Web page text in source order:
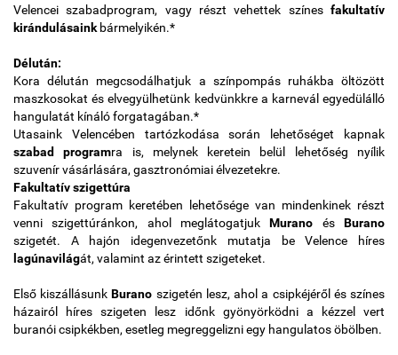
Velencei szabadprogram, vagy részt vehettek színes fakultatív
kirándulásaink bármelyikén.*
Délután:
Kora délután megcsodálhatjuk a színpompás ruhákba öltözött
maszkosokat és elvegyülhetünk kedvünkkre a karnevál egyedülálló
hangulatát kínáló forgatagában.*
Utasaink Velencében tartózkodása során lehetőséget kapnak
szabad programra is, melynek keretein belül lehetőség nyílik
szuvenír vásárlására, gasztronómiai élvezetekre.
Fakultatív szigettúra
Fakultatív program keretében lehetősége van mindenkinek részt
venni szigettúránkon, ahol meglátogatjukMurano ésBurano
szigetét. A hajón idegenvezetőnk mutatja be Velence híres
lagúnavilágát, valamint az érintett szigeteket.
Első kiszállásunkBurano szigetén lesz, ahol a csipkéjéről és színes
házairól híres szigeten lesz időnk gyönyörködni a kézzel vert
buranói csipkékben, esetleg megreggelizni egy hangulatos öbölben.